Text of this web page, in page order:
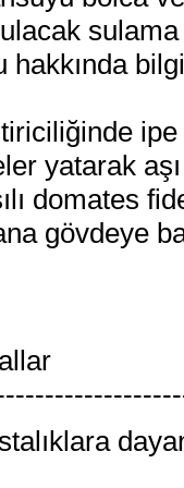
hakkında
yatarak
domates
gövdeye